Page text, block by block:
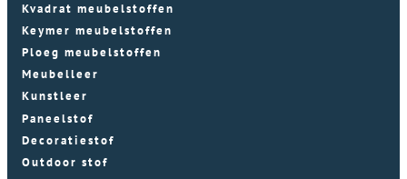
Kvadrat meubelstoffen
Keymer meubelstoffen
Ploeg meubelstoffen
Meubelleer
Kunstleer
Paneelstof
Decoratiestof
Outdoor stof